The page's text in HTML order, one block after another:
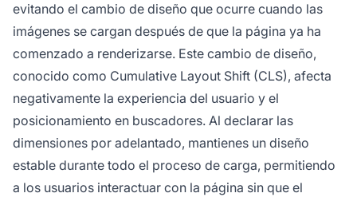
evitando el cambio de diseño que ocurre cuando las
imágenes se cargan después de que la página ya ha
comenzado a renderizarse. Este cambio de diseño,
conocido como Cumulative Layout Shift (CLS), afecta
negativamente la experiencia del usuario y el
posicionamiento en buscadores. Al declarar las
dimensiones por adelantado, mantienes un diseño
estable durante todo el proceso de carga, permitiendo
a los usuarios interactuar con la página sin que el